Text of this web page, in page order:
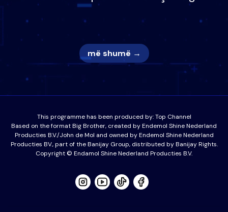
nëna dhe fëmijët e tij, moderatori
nuk i mban dot lotët: Nuk meritoj…
më shumë →
This programme has been produced by:Top Channel
Based on the format Big Brother, created by Endemol Shine Nederland
Producties B.V./John de Mol and owned by Endemol Shine Nederland
Producties BV., part of the Banijay Group, distributed by Banijay Rights.
Copyright © Endamol Shine Nederland Producties B.V.